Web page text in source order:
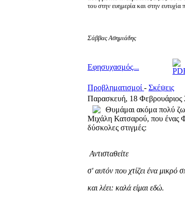
του στην ευημερία και στην
Σάββας Ασημιάδης
Εφησυχασμός...
Προβληματισμοί - Σκέψεις
Παρασκευή, 18 Φεβρουάριος
Θυμάμαι ακόμα πολύ
Μιχάλη Κατσαρού, που ένας
δύσκολες στιγμές:
Αντισταθείτε
σ' αυτόν που χτίζει ένα μικρό
και λέει: καλά είμαι εδώ.